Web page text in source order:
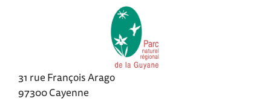
31 rue François Arago
97300 Cayenne